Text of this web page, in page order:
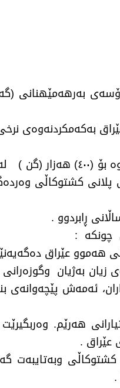
بەرهەمێهنانی
) وەردەگیرێت و (١٠٨) (گن)
چونكە :
بەژیان
ئەمەش
هەرێم.
عێراق .
.